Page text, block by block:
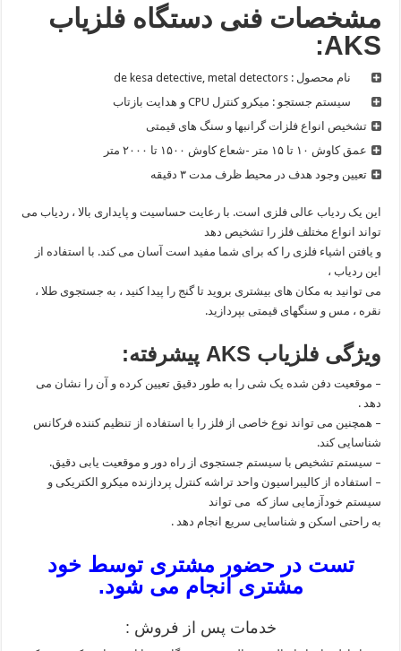
مشخصات فنی دستگاه فلزیاب
AKS
:
نام محصول : de kesa detective, metal detectors
سیستم جستجو : میکرو کنترل CPU و هدایت بازتاب
تشخیص انواع فلزات گرانبها و سنگ های قیمتی
عمق کاوش ۱۰ تا ۱۵ متر -شعاع کاوش ۱۵۰۰ تا ۲۰۰۰ متر
تعیین وجود هدف در محیط ظرف مدت ۳ دقیقه
این یک ردیاب عالی فلزی است. با رعایت حساسیت و پایداری بالا ، ردیاب می
تواند انواع مختلف فلز را تشخیص دهد
و یافتن اشیاء فلزی را که برای شما مفید است آسان می کند. با استفاده از
این ردیاب ،
می توانید به مکان های بیشتری بروید تا گنج را پیدا کنید ، به جستجوی طلا ،
نقره ، مس و سنگهای قیمتی بپردازید.
ویژگی فلزیاب AKS پیشرفته:
– موقعیت دفن شده یک شی را به طور دقیق تعیین کرده و آن را نشان می
دهد .
– همچنین می تواند نوع خاصی از فلز را با استفاده از تنظیم کننده فرکانس
شناسایی کند.
– سیستم تشخیص با سیستم جستجوی از راه دور و موقعیت یابی دقیق.
– استفاده از کالیبراسیون واحد تراشه کنترل پردازنده میکرو الکتریکی و
سیستم خودآزمایی ساز که می تواند
به راحتی اسکن و شناسایی سریع انجام دهد .
تست در حضور مشتری توسط خود
مشتری انجام می شود.
خدمات پس از فروش :